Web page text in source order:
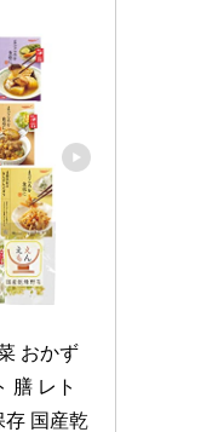
おかず
膳 レト
存 国産乾